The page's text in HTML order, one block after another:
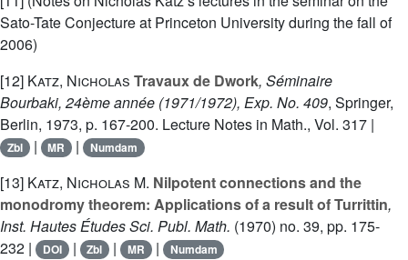
Sato-Tate Conjecture at Princeton University during the fall of
2006)
[12] Katz, Nicholas Travaux de Dwork, Séminaire
Bourbaki, 24ème année (1971/1972), Exp. No. 409, Springer,
Berlin, 1973, p. 167-200. Lecture Notes in Math., Vol. 317 |
Zbl | MR | Numdam
[13] Katz, Nicholas M. Nilpotent connections and the
monodromy theorem: Applications of a result of Turrittin,
Inst. Hautes Études Sci. Publ. Math. (1970) no. 39, pp. 175-
232 |
DOI | Zbl | MR | Numdam